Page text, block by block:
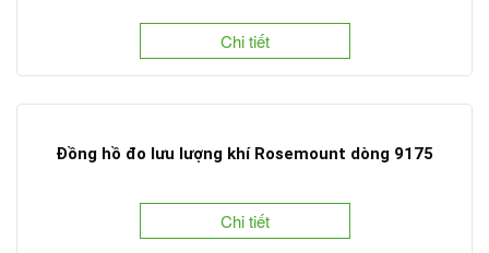
Chi tiết
Đồng hồ đo lưu lượng khí Rosemount dòng 9175
Chi tiết